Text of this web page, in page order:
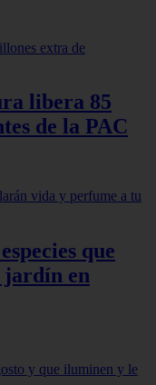
libera 85
de la PAC
que
jardín en